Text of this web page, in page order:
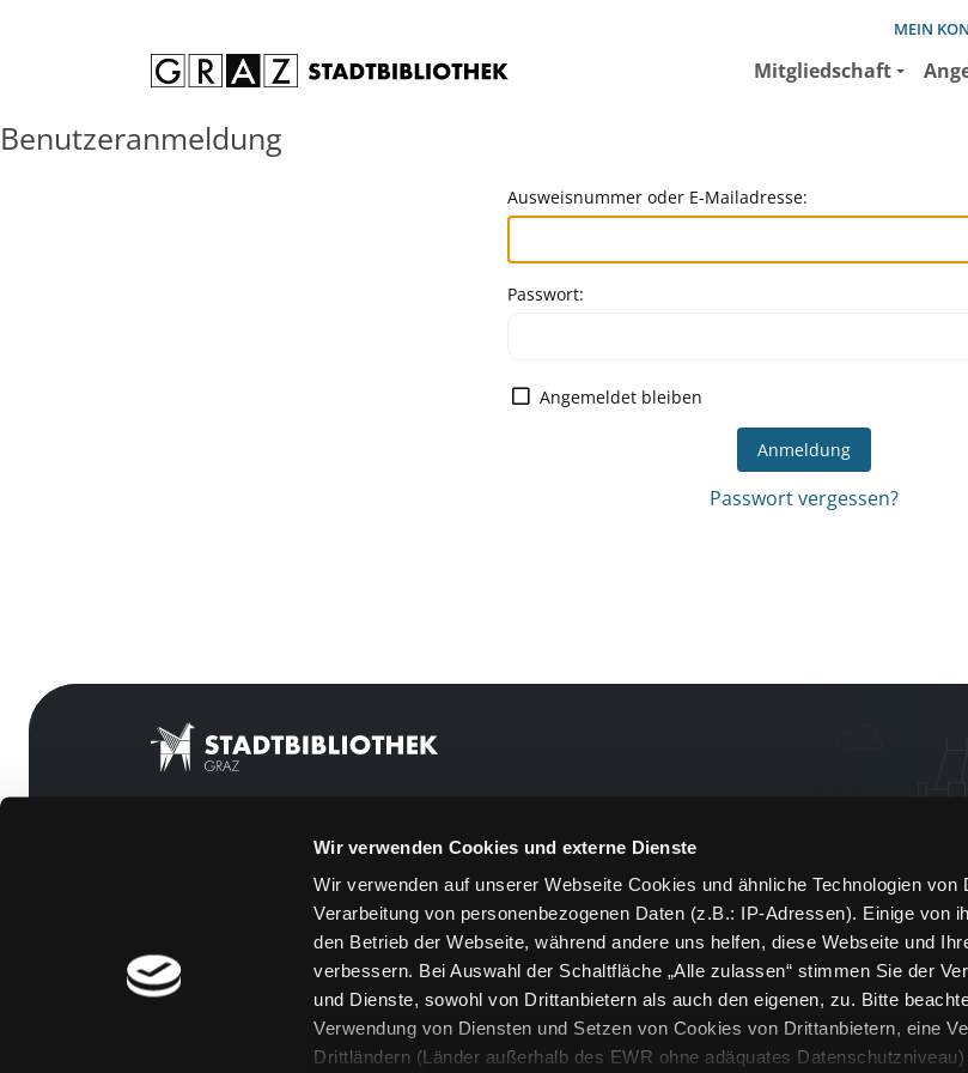
Wir verwenden Cookies und externe Dienste
Wir verwenden auf unserer Webseite Cookies und ähnliche Technologien von
Verarbeitung von personenbezogenen Daten (z.B.: IP-Adressen). Einige von
den Betrieb der Webseite, während andere uns helfen, diese Webseite und
verbessern. Bei Auswahl der Schaltfläche „Alle zulassen“ stimmen Sie der
und Dienste, sowohl von Drittanbietern als auch den eigenen, zu. Bitte
Verwendung von Diensten und Setzen von Cookies von Drittanbietern, eine
Drittländern (Länder außerhalb des EWR ohne adäquates
MEIN
Mitgliedschaft
Benutzeranmeldung
Ausweisnummer oder E-Mailadresse:
Passwort:
Angemeldet bleiben
Passwort vergessen?
[kju:b]
Feedback
Kontakt
Über uns
Jobs
Medienwunsch
FAQs